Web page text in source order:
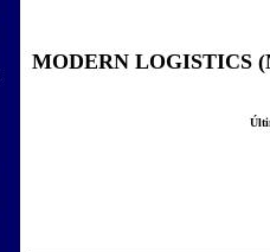
MODERN LOGISTICS